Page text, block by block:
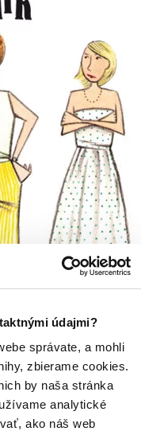
údajmi?
správate, a mohli
zbierame cookies.
by naša stránka
analytické
ako náš web